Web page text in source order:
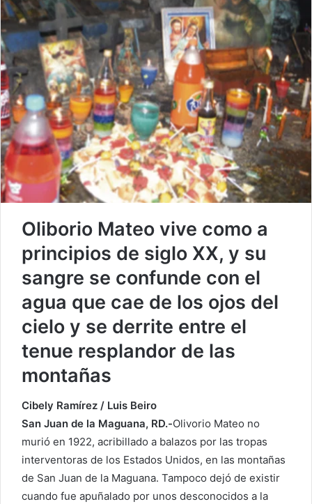
Oliborio Mateo vive como a
principios de siglo XX, y su
sangre se confunde con el
agua que cae de los ojos del
cielo y se derrite entre el
tenue resplandor de las
montañas
Cibely Ramírez / Luis Beiro
San Juan de la Maguana, RD.-Olivorio Mateo no
murió en 1922, acribillado a balazos por las tropas
interventoras de los Estados Unidos, en las montañas
de San Juan de la Maguana. Tampoco dejó de existir
cuando fue apuñalado por unos desconocidos a la